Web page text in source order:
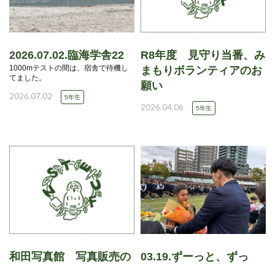
2026.07.02.臨海学舎22
1000mテストの間は、宿舎で待機し
てました。
2026.07.02 5年生
R8年度 見守り当番、み
まもりボランティアのお
願い
2026.04.06 5年生
和田写真館 写真販売の
03.19.ずーっと、ずっ